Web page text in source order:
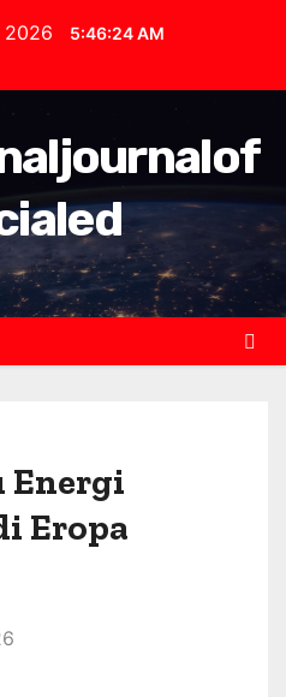
2026 5:46:24 AM
Energi
Eropa